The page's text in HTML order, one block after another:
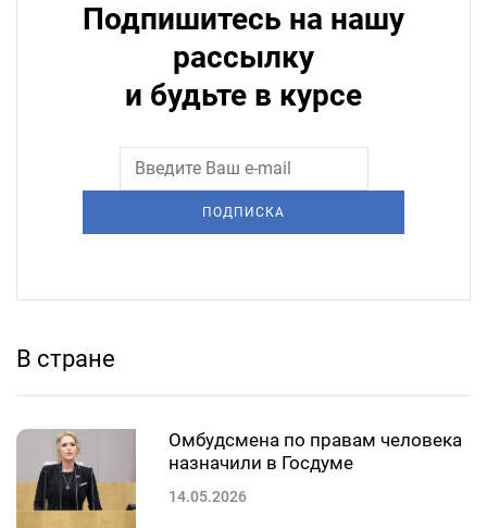
Подпишитесь на нашу
рассылку
и будьте в курсе
ПОДПИСКА
В стране
Омбудсмена по правам человека
назначили в Госдуме
14.05.2026